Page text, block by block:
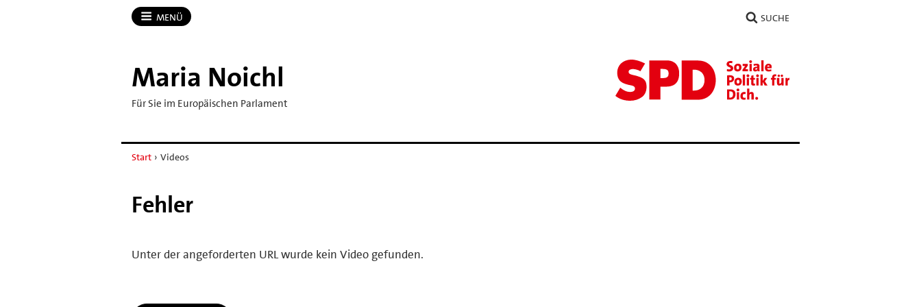
MENÜ SUCHE
Maria Noichl
Für Sie im Europäischen Parlament
Start › Videos
Fehler
Unter der angeforderten URL wurde kein Video gefunden.